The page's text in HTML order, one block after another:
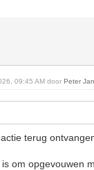
09:45 AM doorPeter
terug
om opgevouwen